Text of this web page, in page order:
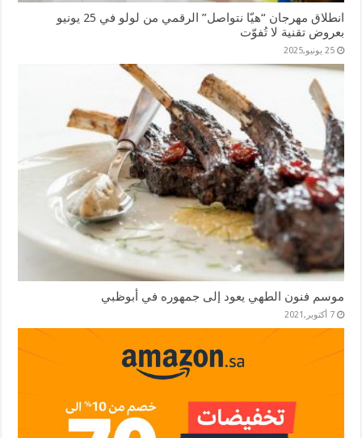
انطلاق مهرجان “هيّا نتواصل” الرقمي من لولو في 25 يونيو
بعروض تقنية لا تُفوّت
25 يونيو,2025
موسم فنون الطهي يعود إلى جمهوره في أبوظبي
7 أكتوبر,2021